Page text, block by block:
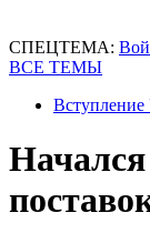
СПЕЦТЕМА:
ВСЕ ТЕМЫ
Начался